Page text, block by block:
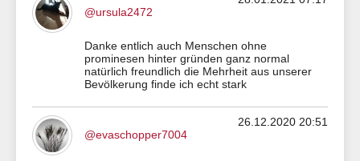
@ursula2472
Danke entlich auch Menschen ohne
prominesen hinter gründen ganz normal
natürlich freundlich die Mehrheit aus unserer
Bevölkerung finde ich echt stark
26.12.2020 20:51
@evaschopper7004